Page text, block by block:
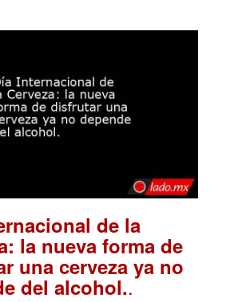
de la
la nueva forma de
una cerveza ya no
del alcohol..